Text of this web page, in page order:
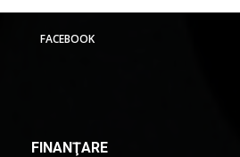
FACEBOOK
FINANŢARE